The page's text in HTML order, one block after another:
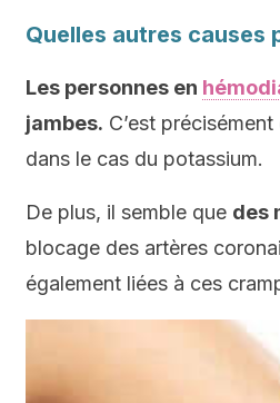
Quelles autres causes
Les personnes en
jambes. C’est
dans le cas du potassium.
De plus, il semble que des
blocage des artères
également liées à ces